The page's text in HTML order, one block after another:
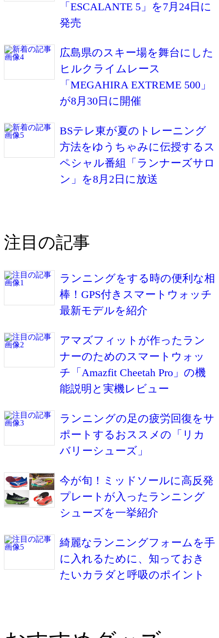
「ESCALANTE 5」を7月24日に
発売
広島県のスキー場を舞台にした
ヒルクライムレース
「MEGAHIRA EXTREME 500」
が8月30日に開催
BSテレ東が夏のトレーニング
方法をゆうちゃみに伝授するス
ペシャル番組「ランナーズサロ
ン」を8月2日に放送
注目の記事
ランニングをする時の便利な相
棒！GPS付きスマートウォッチ
最新モデルを紹介
アマズフィットが作ったラン
ナーのためのスマートウォッ
チ「Amazfit Cheetah Pro」の機
能説明と実機レビュー
ランニングの足の疲労回復をサ
ポートするおススメの「リカ
バリーシューズ」
今が旬！ミッドソールに高反発
プレートが入ったランニング
シューズを一挙紹介
綺麗なランニングフォームを手
に入れるために、知っておき
たいカラダと呼吸のポイント